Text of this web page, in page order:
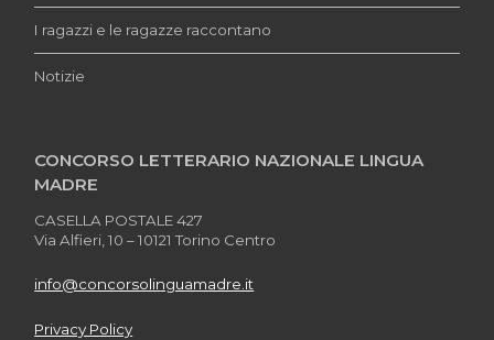
I ragazzi e le ragazze raccontano
Notizie
CONCORSO LETTERARIO NAZIONALE LINGUA
MADRE
CASELLA POSTALE 427
Via Alfieri, 10 – 10121 Torino Centro
info@concorsolinguamadre.it
Privacy Policy